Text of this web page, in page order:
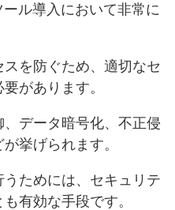
ル導入において非常に
を防ぐため、適切なセ
があります。
データ暗号化、不正侵
挙げられます。
ためには、セキュリテ
有効な手段です。